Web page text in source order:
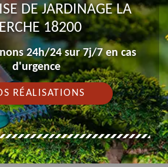
DE JARDINAGE LA
18200
24h/24 sur 7j/7 en cas
d'urgence
RÉALISATIONS